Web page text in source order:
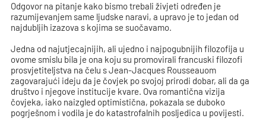
Odgovor na pitanje kako bismo trebali živjeti određen je
razumijevanjem same ljudske naravi, a upravo je to jedan od
najdubljih izazova s kojima se suočavamo.
Jedna od najutjecajnijih, ali ujedno i najpogubnijih filozofija u
ovome smislu bila je ona koju su promovirali francuski filozofi
prosvjetiteljstva na čelu s Jean-Jacques Rousseauom
zagovarajući ideju da je čovjek po svojoj prirodi dobar, ali da ga
društvo i njegove institucije kvare. Ova romantična vizija
čovjeka, iako naizgled optimistična, pokazala se duboko
pogrješnom i vodila je do katastrofalnih posljedica u povijesti.